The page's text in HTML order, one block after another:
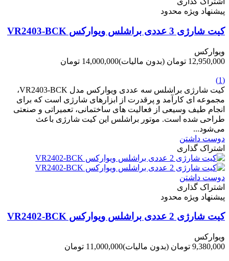
پیشنهاد ویژه محدود
کیت شارژی 3 عددی براشلس ویوارکس VR2403-BCK
ویوارکس
12,950,000 تومان
(بدون مالیات)14,000,000 تومان
(1)
کیت شارژی براشلس سه عددی ویوارکس مدل VR2403-BCK،
مجموعه ای کارآمد و پرقدرت از ابزارهای شارژی است که برای
انجام طیف وسیعی از فعالیت های ساختمانی، تعمیراتی و صنعتی
طراحی شده است. موتور براشلس این کیت شارژی باعث
می‌شود...
دوست داشتن
اشتراک گذاری
دوست داشتن
اشتراک گذاری
پیشنهاد ویژه محدود
کیت شارژی 2 عددی براشلس ویوارکس VR2402-BCK
ویوارکس
9,380,000 تومان
(بدون مالیات)11,000,000 تومان